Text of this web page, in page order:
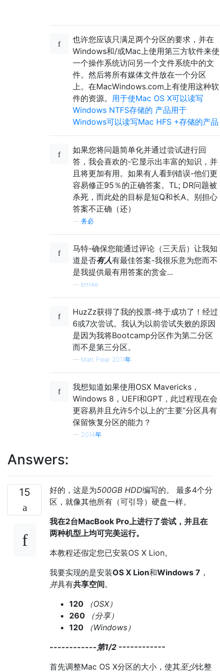
也许您应该只满足两个分区的要求，并在
Windows和/或Mac上使用第三方软件来使
一个操作系统访问另一个文件系统中的文
件。然后将所有媒体文件放在一个分区
上。在MacWindows.com上有使用这种软
件的资源。 用于使Mac OS X可以读写
Windows NTFS存储的 产品用于
Windows可以读写Mac HFS +存储的产品
如果您将问题简单化并通过尝试进行回
答，我会喜欢的-它显示出丰富的知识，并
且将更加有用。如果有人看到错误-他们更
容易修正95％的正确答案。TL; DR问题被
杀死，而此处的目标是短Q和长A。别担心
答案不正确（还）
务必
马特-确保您能通过评论（三天后）让我知
道是否有人有最佳答案-我很乐意为您而不
是我提供最有用答案的赏金...
bmike
HuzZz获得了我的投票-终于成功了！经过
6或7次尝试。我认为以前尝试失败的原因
是因为我将Bootcamp分区作为第二分区
而不是第三分区。
— Matt Frear 2011年
我想知道如果使用OSX Mavericks，
Windows 8，UEFI和GPT，此过程现在会
更容易并且允许5个以上的“主要”分区具有
保留恢复分区的能力？
— 2014年
Answers:
15 好的，这是为500GB HDD编写的。
最多4个分
区，就像其他所有（可引导）硬盘一样。
我在2台MacBook Pro上进行了尝试，并且在
两种机型上均可完美运行。
本教程还假定您已安装OS X Lion。
我要实现的是安装OS X Lion和Windows 7 ，
并具有共享空间。
120
（OSX）
260
（分享）
120
（Windows）
------------第1/2 ------------
首先调整Mac OS X分区的大小，使其至少比整